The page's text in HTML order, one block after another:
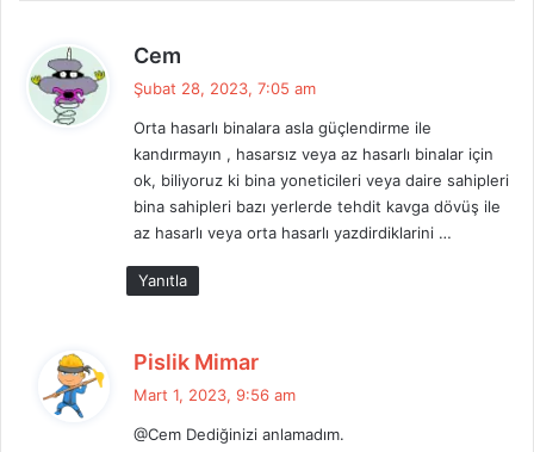
Cem
i
k
i
:
Şubat 28, 2023, 7:05 am
Orta hasarlı binalara asla güçlendirme ile
kandırmayın , hasarsız veya az hasarlı binalar için
ok, biliyoruz ki bina yoneticileri veya daire sahipleri
bina sahipleri bazı yerlerde tehdit kavga dövüş ile
az hasarlı veya orta hasarlı yazdirdiklarini …
Yanıtla
Pislik Mimar
Mart 1, 2023, 9:56 am
@Cem Dediğinizi anlamadım.